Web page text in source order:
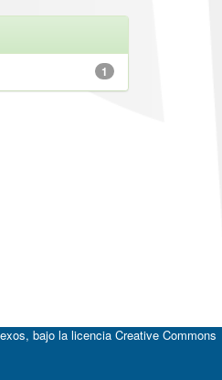
1
bajo la licencia Creative Commons